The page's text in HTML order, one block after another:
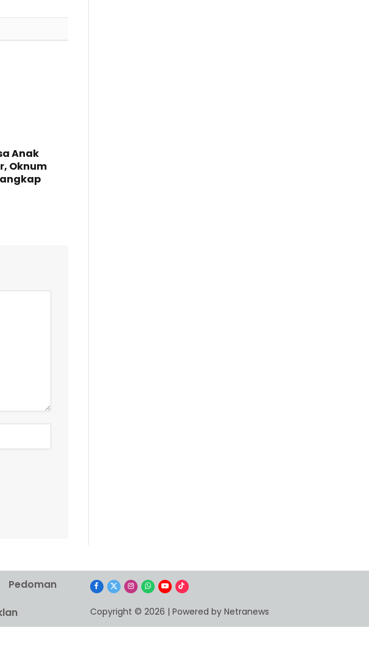
Anak
Oknum
Pedoman
Facebook
X
Instagram
WhatsApp
YouTube
TikTok
Copyright © 2026 | Powered by Netranews